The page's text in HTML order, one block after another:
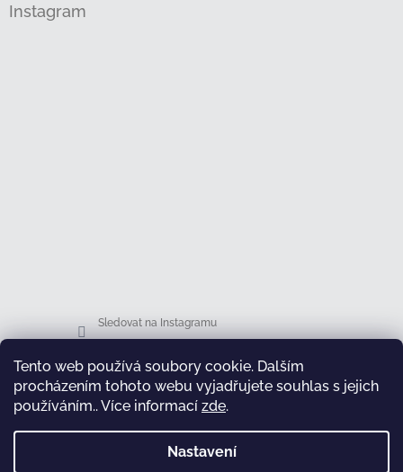
Tento web používá soubory cookie. Dalším
procházením tohoto webu vyjadřujete souhlas s jejich
používáním.. Více informací zde.
Nastavení
Instagram
Sledovat na Instagramu
Facebook
test